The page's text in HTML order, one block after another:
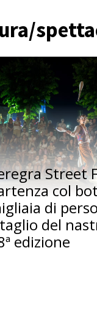
Street
col
di
del
edizione